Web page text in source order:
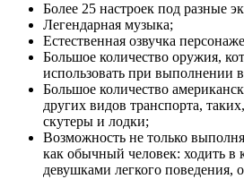
Более 25 настроек под разные
Легендарная музыка;
Естественная озвучка
Большое количество оружия,
использовать при выполнении
Большое количество
других видов транспорта,
скутеры и лодки;
Возможность не только
как обычный человек: ходить в
девушками легкого поведения,